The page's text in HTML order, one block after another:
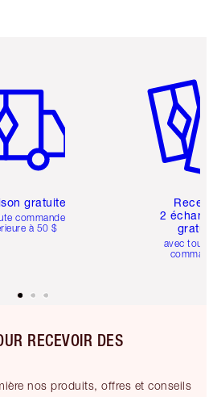
gratuite
commande
à 50 $
2
avec
RECEVOIR DES
nos produits, offres et conseils